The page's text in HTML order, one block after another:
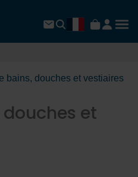
bains, douches et vestiaires
et